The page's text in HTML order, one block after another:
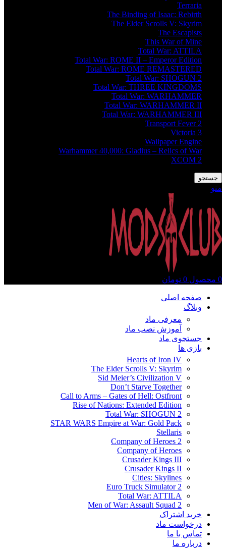
Terraria
The Binding of Isaac: Rebirth
The Elder Scrolls V: Skyrim
The Escapists
This War of Mine
Total War: ATTILA
Total War: ROME II – Emperor Edition
Total War: ROME REMASTERED
Total War: SHOGUN 2
Total War: THREE KINGDOMS
Total War: WARHAMMER
Total War: WARHAMMER II
Total War: WARHAMMER III
Transport Fever 2
Victoria 3
Wallpaper Engine
Warhammer 40,000: Gladius – Relics of War
XCOM 2
جستجو
منو
0 محصول 0 تومان
صفحه اصلی
وبلاگ
معرفی ماد
آموزش نصب ماد
جستجوی ماد
بازی ها
Hearts of Iron IV
The Elder Scrolls V: Skyrim
Sid Meier’s Civilization V
Don’t Starve Together
Call to Arms – Gates of Hell: Ostfront
Rise of Nations: Extended Edition
Total War: SHOGUN 2
STAR WARS Empire at War: Gold Pack
Stellaris
Company of Heroes 2
Company of Heroes
Crusader Kings III
Crusader Kings II
Cities: Skylines
Euro Truck Simulator 2
Total War: ATTILA
Men of War: Assault Squad 2
خرید اشتراک
درخواست ماد
تماس با ما
درباره ما